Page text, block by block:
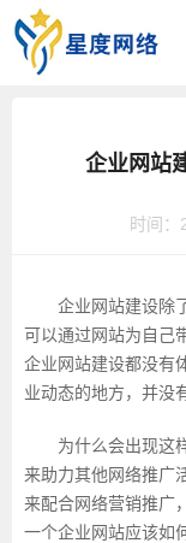
企业网站
时间
企业网站建设除了
可以通过网站为自己
企业网站建设都没有
业动态的地方，并没
为什么会出现这样
来助力其他网络推广
来配合网络营销推广
一个企业网站应该如